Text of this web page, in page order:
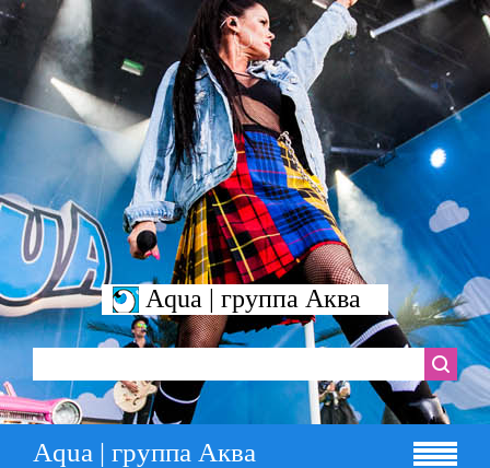
Aqua | группа Аква
Aqua | группа Аква